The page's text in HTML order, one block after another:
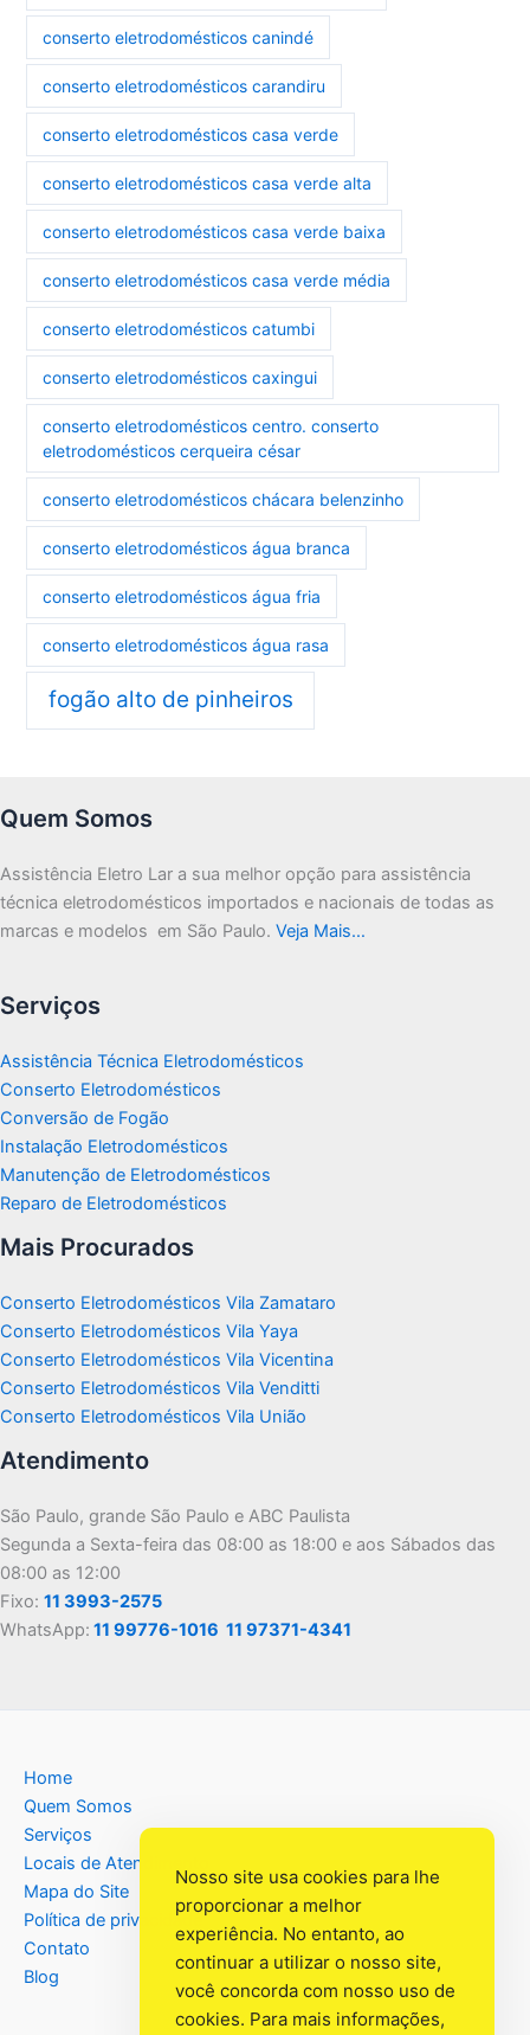
conserto eletrodomésticos canindé
conserto eletrodomésticos carandiru
conserto eletrodomésticos casa verde
conserto eletrodomésticos casa verde alta
conserto eletrodomésticos casa verde baixa
conserto eletrodomésticos casa verde média
conserto eletrodomésticos catumbi
conserto eletrodomésticos caxingui
conserto eletrodomésticos centro. conserto
eletrodomésticos cerqueira césar
conserto eletrodomésticos chácara belenzinho
conserto eletrodomésticos água branca
conserto eletrodomésticos água fria
conserto eletrodomésticos água rasa
fogão alto de pinheiros
Quem Somos
Assistência Eletro Lar a sua melhor opção para assistência
técnica eletrodomésticos importados e nacionais de todas as
marcas e modelos em São Paulo. Veja Mais…
Serviços
Assistência Técnica Eletrodomésticos
Conserto Eletrodomésticos
Conversão de Fogão
Instalação Eletrodomésticos
Manutenção de Eletrodomésticos
Reparo de Eletrodomésticos
Mais Procurados
Conserto Eletrodomésticos Vila Zamataro
Conserto Eletrodomésticos Vila Yaya
Conserto Eletrodomésticos Vila Vicentina
Conserto Eletrodomésticos Vila Venditti
Conserto Eletrodomésticos Vila União
Atendimento
São Paulo, grande São Paulo e ABC Paulista
Segunda a Sexta-feira das 08:00 as 18:00 e aos Sábados das
08:00 as 12:00
Fixo: 11 3993-2575
WhatsApp: 11 99776-1016 11 97371-4341
Home
Quem Somos
Serviços
Locais de Atendimento
Mapa do Site
Política de privacidade
Contato
Blog
Nosso site usa cookies para lhe
proporcionar a melhor
experiência. No entanto, ao
continuar a utilizar o nosso site,
você concorda com nosso uso de
cookies. Para mais informações,